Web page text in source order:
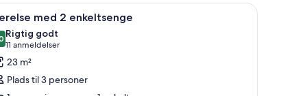
et natbord, en grøn lænestol og et skrivebord.Et moderne hotelværelse med en stor
5 med 2 enkeltsenge
ud af 10
Rigtig godt
11 anmeldelser
(11
anmeldelser)
23 m²
Plads til 3 personer